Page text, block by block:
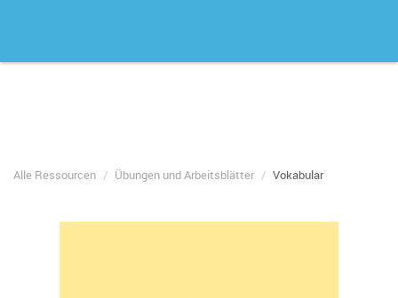
Alle Ressourcen Übungen und Arbeitsblätter Vokabular